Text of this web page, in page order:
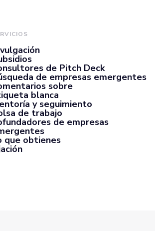
de Pitch Deck
de empresas emergentes
sobre
blanca
y seguimiento
de trabajo
de empresas
que obtienes